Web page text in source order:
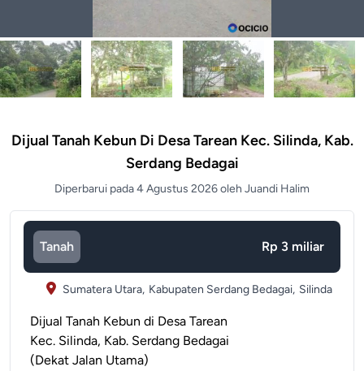
Dijual Tanah Kebun Di Desa Tarean Kec. Silinda, Kab.
Serdang Bedagai
Diperbarui pada 4 Agustus 2026 oleh Juandi Halim
Tanah Rp 3 miliar
Sumatera Utara, Kabupaten Serdang Bedagai, Silinda
Dijual Tanah Kebun di Desa Tarean
Kec. Silinda, Kab. Serdang Bedagai
(Dekat Jalan Utama)